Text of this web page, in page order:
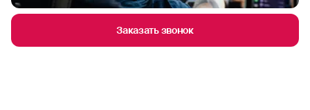
Заказать звонок